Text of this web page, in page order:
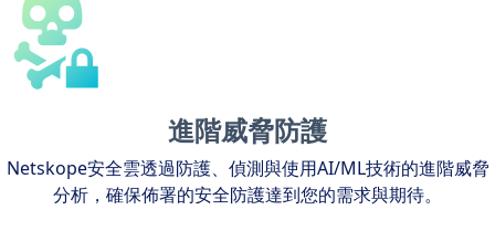
進階威脅防護
Netskope安全雲透過防護、偵測與使用AI/ML技術的進階威脅
分析，確保佈署的安全防護達到您的需求與期待。